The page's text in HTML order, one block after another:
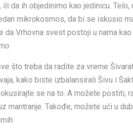
da ih objedinimo kao jedinicu.
mikrokosmos, da bi se iskusio
da Vrhovna svest postoji u nama
što treba da radite za vreme
kako biste izbalansirali Šivu i
se na to. A možete postiti,
mantranje. Takođe, možete ući u